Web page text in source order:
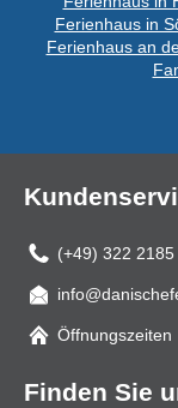
Ferienhaus in
Ferienhaus an
(+49) 322
Mail
Öffnungszeiten
Finden Sie